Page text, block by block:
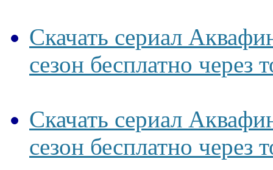
Скачать сериал
сезон бесплатно через
Скачать сериал
сезон бесплатно через